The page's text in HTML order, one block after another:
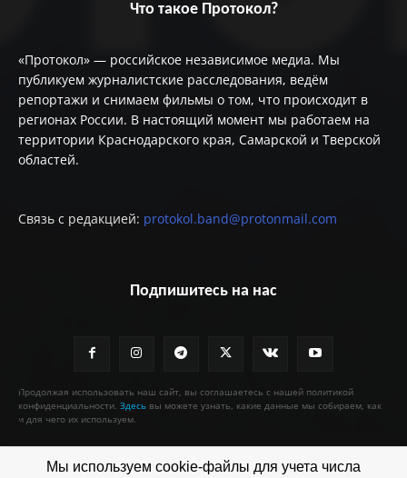
Что такое Протокол?
«Протокол» — российское независимое медиа. Мы
публикуем журналистские расследования, ведём
репортажи и снимаем фильмы о том, что происходит в
регионах России. В настоящий момент мы работаем на
территории Краснодарского края, Самарской и Тверской
областей.
Связь с редакцией: protokol.band@protonmail.com
Подпишитесь на нас
Продолжая использовать наш сайт, вы соглашаетесь с нашей политикой
конфиденциальности. Здесь вы можете узнать, какие данные мы собираем, как
и для чего их используем.
Мы используем cookie-файлы для учета числа